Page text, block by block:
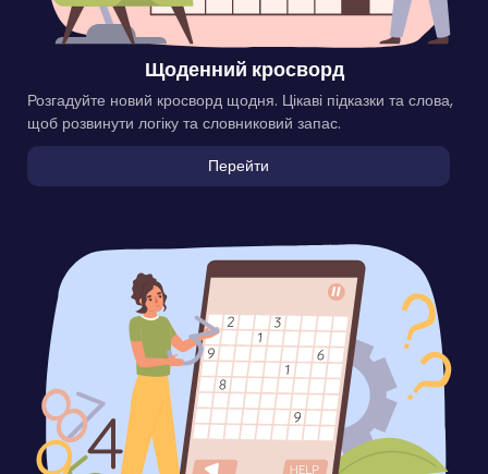
Щоденний кросворд
Розгадуйте новий кросворд щодня. Цікаві підказки та слова,
щоб розвинути логіку та словниковий запас.
Перейти